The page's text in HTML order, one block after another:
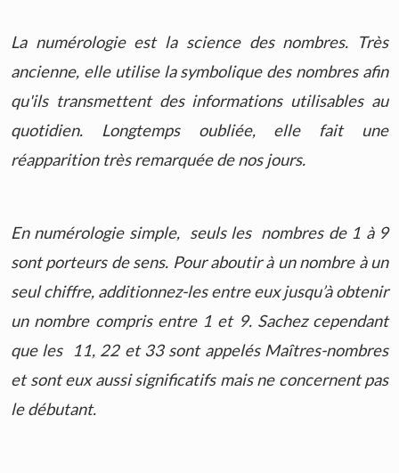
La numérologie est la science des nombres. Très
ancienne, elle utilise la symbolique des nombres afin
qu'ils transmettent des informations utilisables au
quotidien. Longtemps oubliée, elle fait une
réapparition très remarquée de nos jours.
En numérologie simple, seuls les nombres de 1 à 9
sont porteurs de sens. Pour aboutir à un nombre à un
seul chiffre, additionnez-les entre eux jusqu’à obtenir
un nombre compris entre 1 et 9. Sachez cependant
que les 11, 22 et 33 sont appelés Maîtres-nombres
et sont eux aussi significatifs mais ne concernent pas
le débutant.